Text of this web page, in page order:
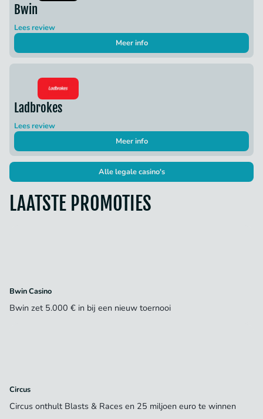
Bwin
Lees review
Meer info
Ladbrokes
Lees review
Meer info
Alle legale casino's
LAATSTE PROMOTIES
Bwin Casino
Bwin zet 5.000 € in bij een nieuw toernooi
Circus
Circus onthult Blasts & Races en 25 miljoen euro te winnen